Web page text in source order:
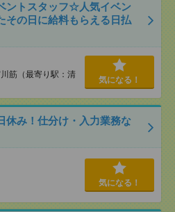
ントスタッフ☆人気イベン
その日に給料もらえる日払
筋（最寄り駅：清
気になる！
休み！仕分け・入力業務な
気になる！